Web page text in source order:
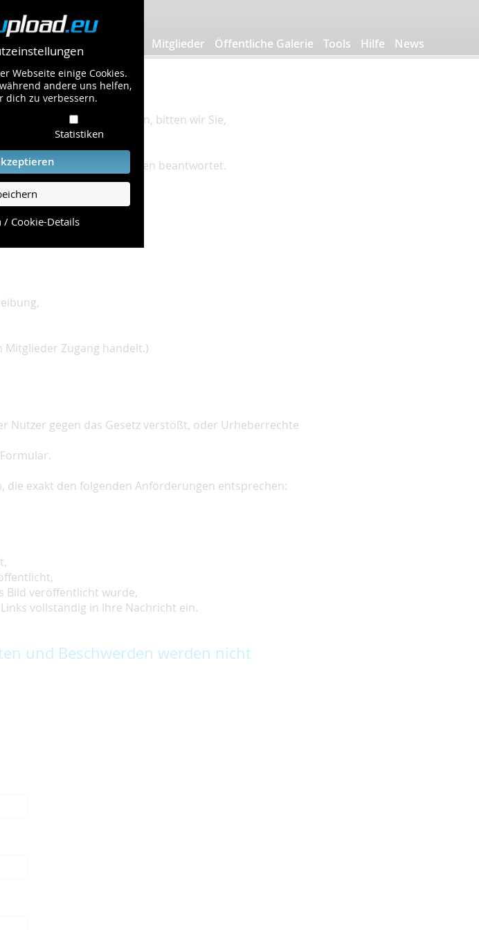
Webseite einige Cookies.
andere uns helfen,
dich zu verbessern.
Statistiken
/ Cookie-Details
Mitglieder Öffentliche Galerie Tools Hilfe News
Problems zu gewährleisten, bitten wir Sie,
die häufig gestellten Fragen beantwortet.
Zugang handelt.)
Nutzer gegen das Gesetz verstößt, oder Urheberrechte
die exakt den folgenden Anforderungen entsprechen:
Bild veröffentlicht wurde,
vollständig in Ihre Nachricht ein.
und Beschwerden werden nicht